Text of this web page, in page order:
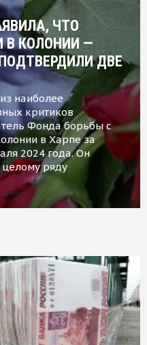
ЧТО
В КОЛОНИИ —
ДВЕ
наиболее
критиков
Фонда борьбы с
в Харпе за
2024 года. Он
ряду